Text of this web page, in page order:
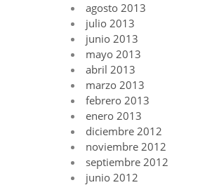
agosto 2013
julio 2013
junio 2013
mayo 2013
abril 2013
marzo 2013
febrero 2013
enero 2013
diciembre 2012
noviembre 2012
septiembre 2012
junio 2012